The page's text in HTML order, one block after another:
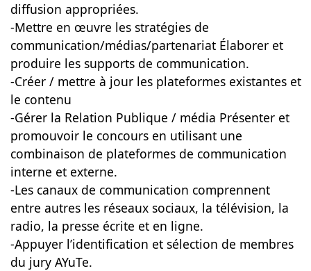
diffusion appropriées.
-Mettre en œuvre les stratégies de
communication/médias/partenariat Élaborer et
produire les supports de communication.
-Créer / mettre à jour les plateformes existantes et
le contenu
-Gérer la Relation Publique / média Présenter et
promouvoir le concours en utilisant une
combinaison de plateformes de communication
interne et externe.
-Les canaux de communication comprennent
entre autres les réseaux sociaux, la télévision, la
radio, la presse écrite et en ligne.
-Appuyer l’identification et sélection de membres
du jury AYuTe.